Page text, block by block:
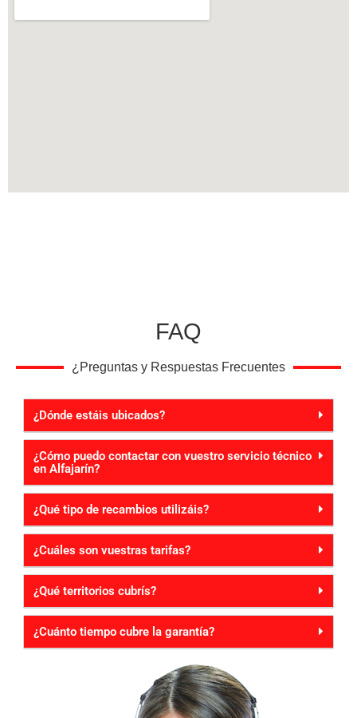
FAQ
¿Preguntas y Respuestas Frecuentes
¿Dónde estáis ubicados?
¿Cómo puedo contactar con vuestro servicio técnico
en Alfajarín?
¿Qué tipo de recambios utilizáis?
¿Cuáles son vuestras tarifas?
¿Qué territorios cubrís?
¿Cuánto tiempo cubre la garantía?